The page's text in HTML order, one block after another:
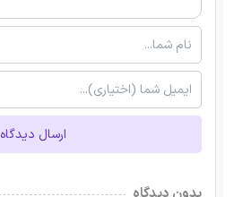
ارسال دیدگاه